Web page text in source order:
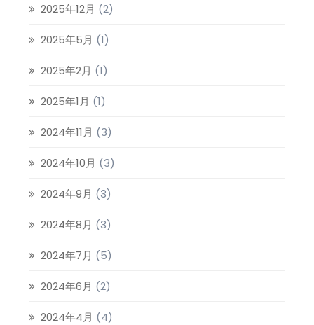
2025年12月 (2)
2025年5月 (1)
2025年2月 (1)
2025年1月 (1)
2024年11月 (3)
2024年10月 (3)
2024年9月 (3)
2024年8月 (3)
2024年7月 (5)
2024年6月 (2)
2024年4月 (4)